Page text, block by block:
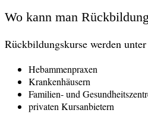
Wo kann man
Rückbildungskurse werden
Hebammenpraxen
Krankenhäusern
Familien- und
privaten Kursanbietern